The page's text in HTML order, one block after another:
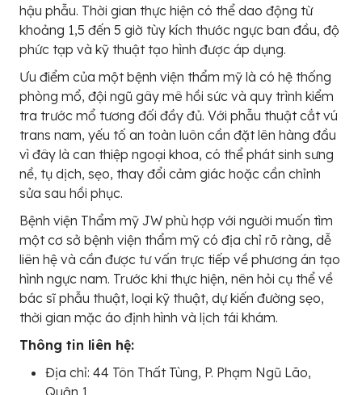
hậu phẫu. Thời gian thực hiện có thể dao động từ
khoảng 1,5 đến 5 giờ tùy kích thước ngực ban đầu, độ
phức tạp và kỹ thuật tạo hình được áp dụng.
Ưu điểm của một bệnh viện thẩm mỹ là có hệ thống
phòng mổ, đội ngũ gây mê hồi sức và quy trình kiểm
tra trước mổ tương đối đầy đủ. Với phẫu thuật cắt vú
trans nam, yếu tố an toàn luôn cần đặt lên hàng đầu
vì đây là can thiệp ngoại khoa, có thể phát sinh sưng
nề, tụ dịch, sẹo, thay đổi cảm giác hoặc cần chỉnh
sửa sau hồi phục.
Bệnh viện Thẩm mỹ JW phù hợp với người muốn tìm
một cơ sở bệnh viện thẩm mỹ có địa chỉ rõ ràng, dễ
liên hệ và cần được tư vấn trực tiếp về phương án tạo
hình ngực nam. Trước khi thực hiện, nên hỏi cụ thể về
bác sĩ phẫu thuật, loại kỹ thuật, dự kiến đường sẹo,
thời gian mặc áo định hình và lịch tái khám.
Thông tin liên hệ:
Địa chỉ: 44 Tôn Thất Tùng, P. Phạm Ngũ Lão,
Quận 1